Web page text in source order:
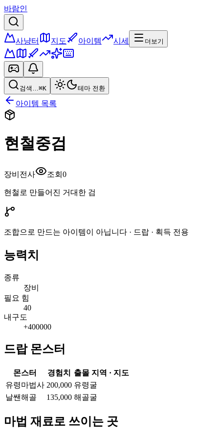
바람인
사냥터 지도 아이템 시세 더보기
검색…⌘K 테마 전환
아이템 목록
현철중검
장비 전사 조회 0
현철로 만들어진 거대한 검
조합으로 만드는 아이템이 아닙니다 · 드랍 · 획득 전용
능력치
종류
장비
필요 힘
40
내구도
+400000
드랍 몬스터
몬스터 경험치
출몰 지역 · 지도
유령마법사 200,000 유령굴
날쌘해골
135,000 해골굴
마법 재료로 쓰이는 곳